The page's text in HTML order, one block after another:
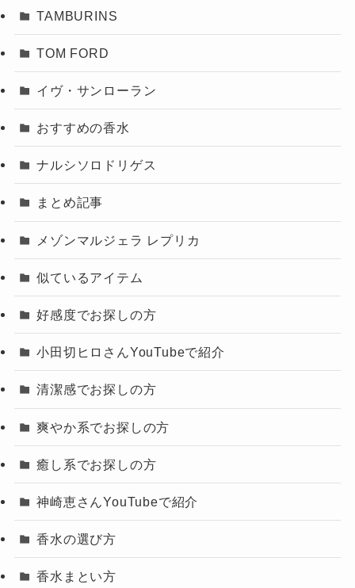
TAMBURINS
TOM FORD
イヴ・サンローラン
おすすめの香水
ナルシソロドリゲス
まとめ記事
メゾンマルジェラ レプリカ
似ているアイテム
好感度でお探しの方
小田切ヒロさんYouTubeで紹介
清潔感でお探しの方
爽やか系でお探しの方
癒し系でお探しの方
神崎恵さんYouTubeで紹介
香水の選び方
香水まとい方